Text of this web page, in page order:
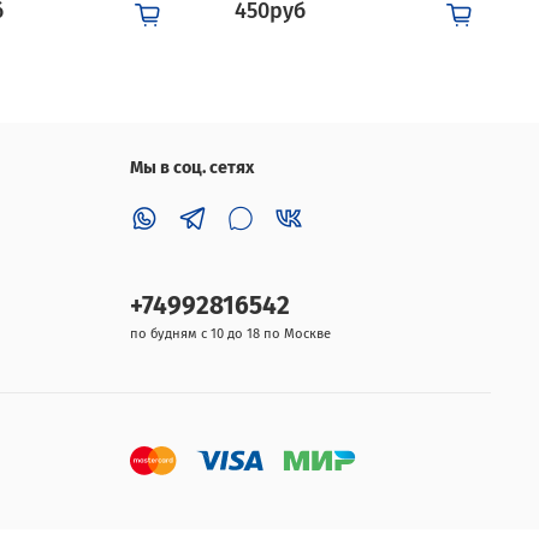
450руб
Мы в соц. сетях
+74992816542
по будням с 10 до 18 по Москве